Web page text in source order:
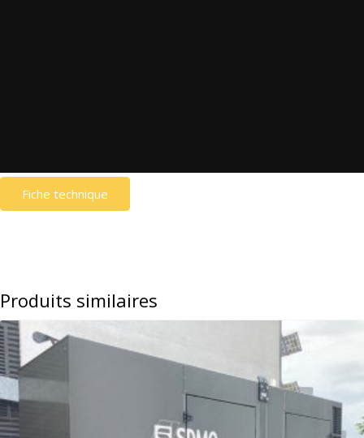
Fiche technique
Produits similaires